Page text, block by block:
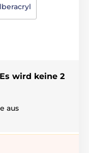
wird keine 2
aus